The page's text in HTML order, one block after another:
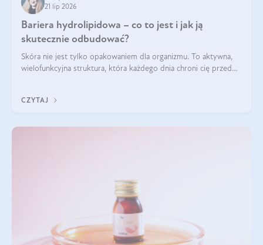
21 lip 2026
Bariera hydrolipidowa – co to jest i jak ją
skutecznie odbudować?
Skóra nie jest tylko opakowaniem dla organizmu. To aktywna,
wielofunkcyjna struktura, która każdego dnia chroni cię przed
bariera hydrolipidowa.
CZYTAJ